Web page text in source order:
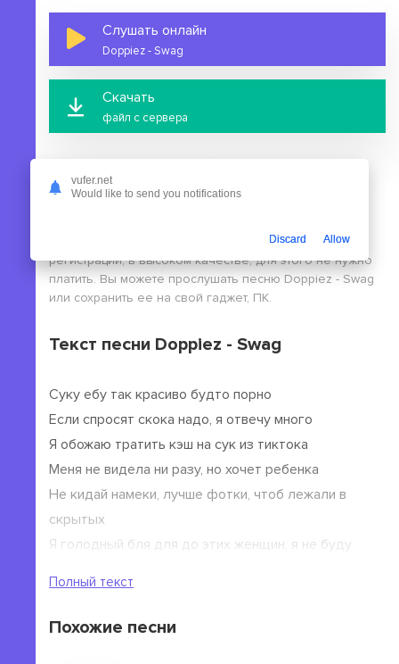
Слушать онлайн
Doppiez - Swag
Скачать
файл с сервера
Doppiez - Swag бесплатно без выполнения
регистрации, в высоком качестве, для этого не нужно
платить. Вы можете прослушать песню Doppiez - Swag
или сохранить ее на свой гаджет, ПК.
Текст песни Doppiez - Swag
Суку ебу так красиво будто порно
Если спросят скока надо, я отвечу много
Я обожаю тратить кэш на сук из тиктока
Меня не видела ни разу, но хочет ребенка
Не кидай намеки, лучше фотки, чтоб лежали в
скрытых
Я голодный бля для до этих женщин, я не буду
Полный текст
Похожие песни
vufer.net
Would like to send you notifications
Discard Allow